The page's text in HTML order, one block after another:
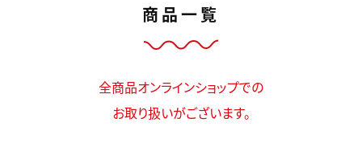
商品一覧
全商品オンラインショップでの
お取り扱いがございます。